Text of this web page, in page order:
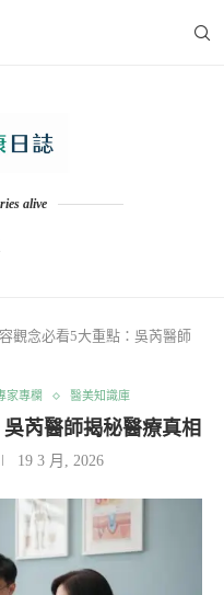
alive
觀念必看5大重點：吳芮醫師
家專欄 醫美知識庫
芮醫師揭秘醫療真相
19 3 月, 2026